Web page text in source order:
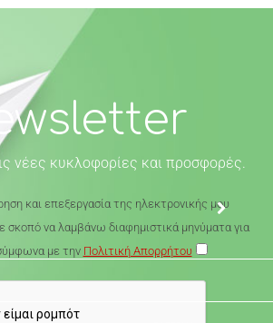
νέες κυκλοφορίες και προσφορές.
και επεξεργασία της ηλεκτρονικής μου
σκοπό να λαμβάνω διαφημιστικά μηνύματα για
με την Πολιτική Απορρήτου